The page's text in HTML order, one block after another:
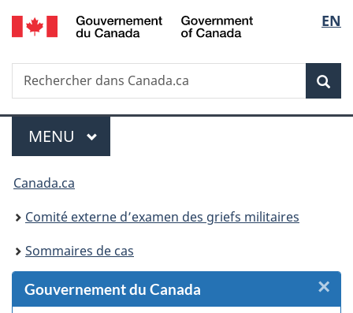
Passer
au
des
Passer
au
principal
Passer
à
Au
du
Passer
à
version
simplifiée
de
la
EN
Recherche
Rechercher
dans
Menu
MENU PRINCIPAL
Vous
êtes
ici :
Canada.ca
Comité externe d’examen des griefs militaires
Sommaires de cas
Gouvernement du Canada ×